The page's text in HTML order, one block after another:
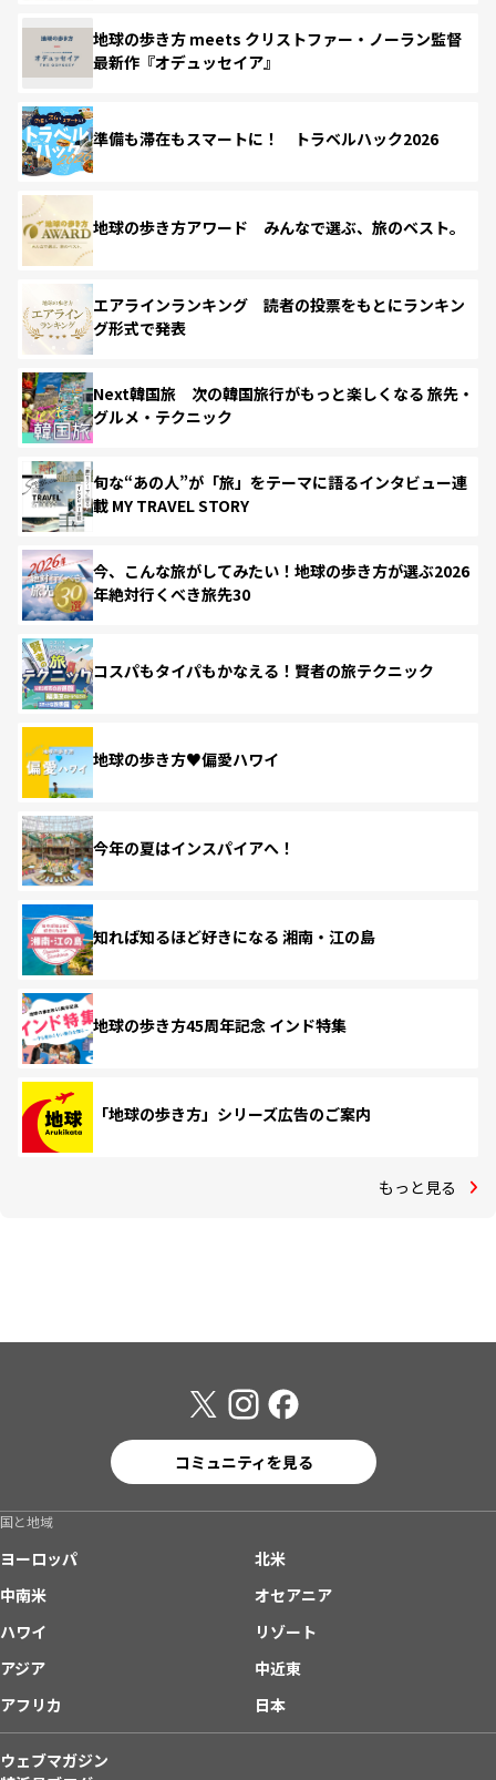
地球の歩き方 meets クリストファー・ノーラン監督
最新作『オデュッセイア』
準備も滞在もスマートに！ トラベルハック2026
地球の歩き方アワード みんなで選ぶ、旅のベスト。
エアラインランキング 読者の投票をもとにランキン
グ形式で発表
Next韓国旅 次の韓国旅行がもっと楽しくなる 旅先・
グルメ・テクニック
旬な“あの人”が「旅」をテーマに語るインタビュー連
載 MY TRAVEL STORY
今、こんな旅がしてみたい！地球の歩き方が選ぶ2026
年絶対行くべき旅先30
コスパもタイパもかなえる！賢者の旅テクニック
地球の歩き方♥偏愛ハワイ
今年の夏はインスパイアへ！
知れば知るほど好きになる 湘南・江の島
地球の歩き方45周年記念 インド特集
「地球の歩き方」シリーズ広告のご案内
もっと見る
コミュニティを見る
国と地域
ヨーロッパ
北米
中南米
オセアニア
ハワイ
リゾート
アジア
中近東
アフリカ
日本
ウェブマガジン